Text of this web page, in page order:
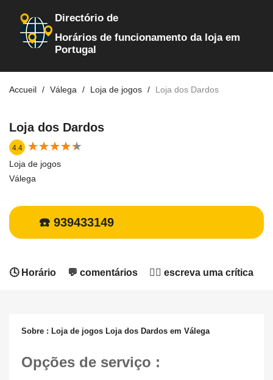
Directório de
Horários de funcionamento da loja em
Portugal
Accueil Válega Loja de jogos Loja dos Dardos
Loja dos Dardos
4.4 ★★★★★
★★★★★
Loja de jogos
Válega
☎️ 939433149
🕓 Horário 💬 comentários ✍🏻 escreva uma crítica
Sobre : Loja de jogos Loja dos Dardos em Válega
Opções de serviço :